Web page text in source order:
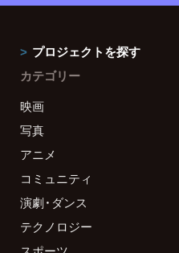
プロジェクトを探す
カテゴリー
映画
写真
アニメ
コミュニティ
演劇・ダンス
テクノロジー